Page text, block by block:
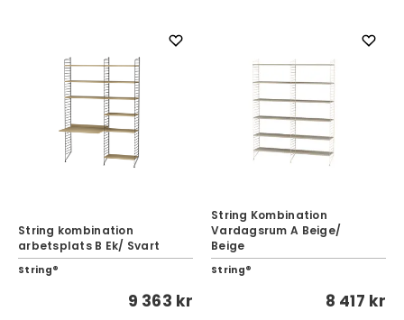
String kombination
arbetsplats B Ek/ Svart
String®
9 363 kr
String Kombination
Vardagsrum A Beige/
Beige
String®
8 417 kr